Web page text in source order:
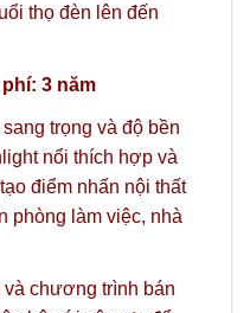
thọ đèn lên đến
3 năm
trọng và độ bền
nổi thích hợp và
điểm nhấn nội thất
phòng làm việc, nhà
và chương trình bán